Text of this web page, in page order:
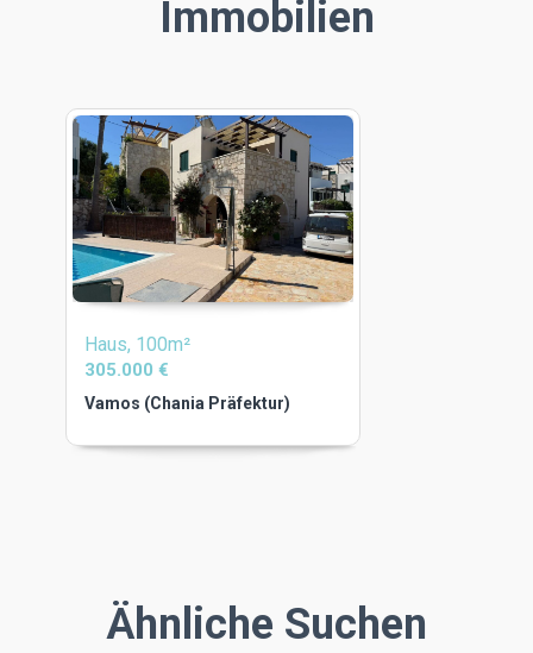
Immobilien
Haus, 100m²
305.000 €
Vamos (Chania Präfektur)
Ähnliche Suchen